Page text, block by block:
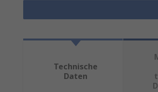
Technische
Daten